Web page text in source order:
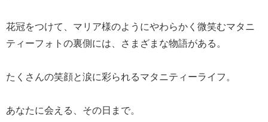
花冠をつけて、マリア様のようにやわらかく微笑むマタニ
ティーフォトの裏側には、さまざまな物語がある。
たくさんの笑顔と涙に彩られるマタニティーライフ。
あなたに会える、その日まで。